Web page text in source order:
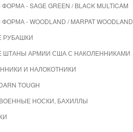
- SAGE GREEN / BLACK MULTICAM
- WOODLAND / MARPAT WOODLAND
РУБАШКИ
ШТАНЫ АРМИИ США С НАКОЛЕННИКАМИ
И НАЛОКОТНИКИ
TOUGH
НОСКИ, БАХИЛЛЫ